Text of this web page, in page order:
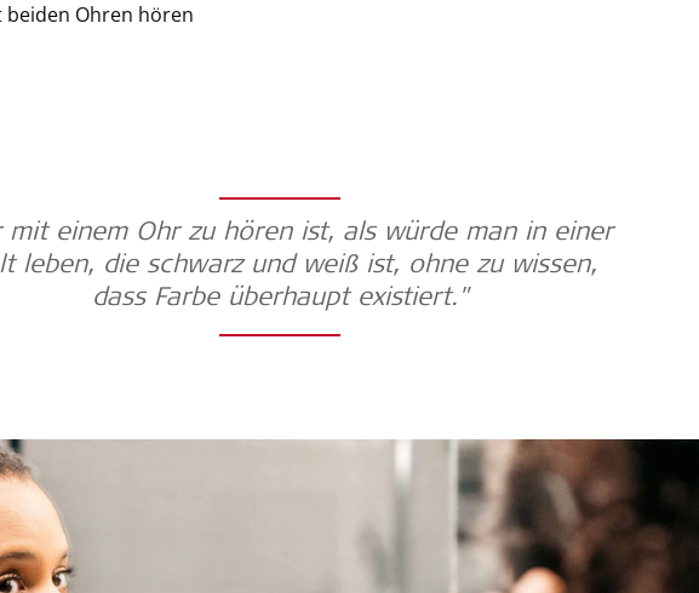
beiden Ohren hören
mit einem Ohr zu hören ist, als würde man in einer
leben, die schwarz und weiß ist, ohne zu wissen,
dass Farbe überhaupt existiert."